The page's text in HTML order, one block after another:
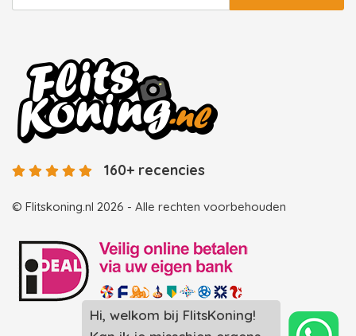
Hi, welkom bij FlitsKoning!
© Flitskoning.nl 2026 - Alle rechten voorbehouden
160+ recencies
Landingspagina overzicht photobooths